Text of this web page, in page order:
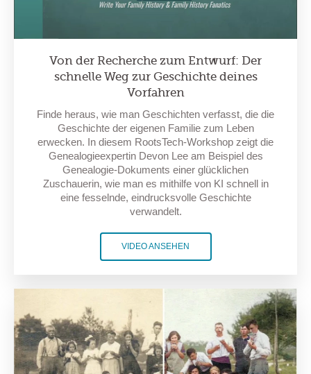
Von der Recherche zum Entwurf: Der
schnelle Weg zur Geschichte deines
Vorfahren
Finde heraus, wie man Geschichten verfasst, die die
Geschichte der eigenen Familie zum Leben
erwecken. In diesem RootsTech-Workshop zeigt die
Genealogieexpertin Devon Lee am Beispiel des
Genealogie-Dokuments einer glücklichen
Zuschauerin, wie man es mithilfe von KI schnell in
eine fesselnde, eindrucksvolle Geschichte
verwandelt.
VIDEO ANSEHEN